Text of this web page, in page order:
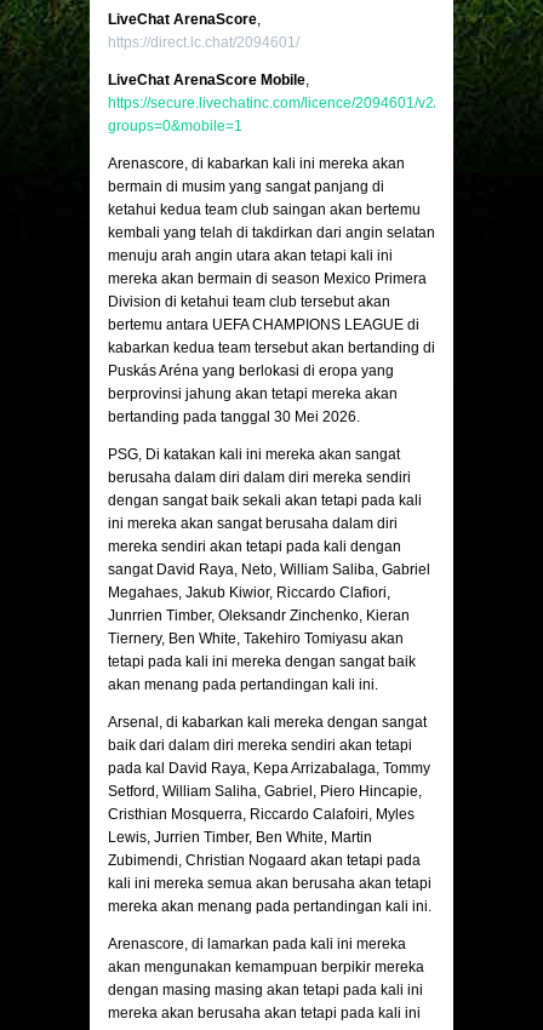
LiveChat ArenaScore,
https://direct.lc.chat/2094601/
LiveChat ArenaScore Mobile,
https://secure.livechatinc.com/licence/2094601/v2/open_chat.cgi?
groups=0&mobile=1
Arenascore, di kabarkan kali ini mereka akan
bermain di musim yang sangat panjang di
ketahui kedua team club saingan akan bertemu
kembali yang telah di takdirkan dari angin selatan
menuju arah angin utara akan tetapi kali ini
mereka akan bermain di season Mexico Primera
Division di ketahui team club tersebut akan
bertemu antara UEFA CHAMPIONS LEAGUE di
kabarkan kedua team tersebut akan bertanding di
Puskás Aréna yang berlokasi di eropa yang
berprovinsi jahung akan tetapi mereka akan
bertanding pada tanggal 30 Mei 2026.
PSG, Di katakan kali ini mereka akan sangat
berusaha dalam diri dalam diri mereka sendiri
dengan sangat baik sekali akan tetapi pada kali
ini mereka akan sangat berusaha dalam diri
mereka sendiri akan tetapi pada kali dengan
sangat David Raya, Neto, William Saliba, Gabriel
Megahaes, Jakub Kiwior, Riccardo Clafiori,
Junrrien Timber, Oleksandr Zinchenko, Kieran
Tiernery, Ben White, Takehiro Tomiyasu akan
tetapi pada kali ini mereka dengan sangat baik
akan menang pada pertandingan kali ini.
Arsenal, di kabarkan kali mereka dengan sangat
baik dari dalam diri mereka sendiri akan tetapi
pada kal David Raya, Kepa Arrizabalaga, Tommy
Setford, William Saliha, Gabriel, Piero Hincapie,
Cristhian Mosquerra, Riccardo Calafoiri, Myles
Lewis, Jurrien Timber, Ben White, Martin
Zubimendi, Christian Nogaard akan tetapi pada
kali ini mereka semua akan berusaha akan tetapi
mereka akan menang pada pertandingan kali ini.
Arenascore, di lamarkan pada kali ini mereka
akan mengunakan kemampuan berpikir mereka
dengan masing masing akan tetapi pada kali ini
mereka akan berusaha akan tetapi pada kali ini